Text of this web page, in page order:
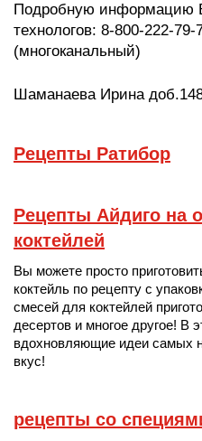
Подробную информацию
технологов: 8-800-222-79-
(многоканальный)
Шаманаева Ирина
Рецепты Ратибор
Рецепты Айдиго на
коктейлей
Вы можете просто
коктейль по рецепту с
смесей для коктейлей
десертов и многое другое! В
вдохновляющие идеи самых
вкус!
рецепты со